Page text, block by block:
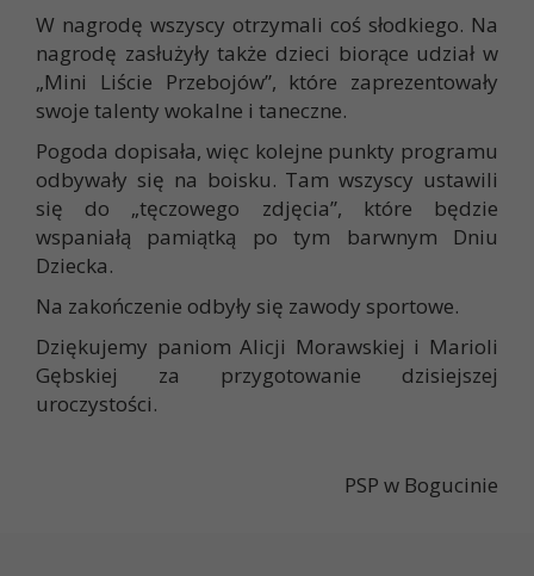
W nagrodę wszyscy otrzymali coś słodkiego. Na
nagrodę zasłużyły także dzieci biorące udział w
„Mini Liście Przebojów”, które zaprezentowały
swoje talenty wokalne i taneczne.
Pogoda dopisała, więc kolejne punkty programu
odbywały się na boisku. Tam wszyscy ustawili
się do „tęczowego zdjęcia”, które będzie
wspaniałą pamiątką po tym barwnym Dniu
Dziecka.
Na zakończenie odbyły się zawody sportowe.
Dziękujemy paniom Alicji Morawskiej i Marioli
Gębskiej za przygotowanie dzisiejszej
uroczystości.
PSP w Bogucinie